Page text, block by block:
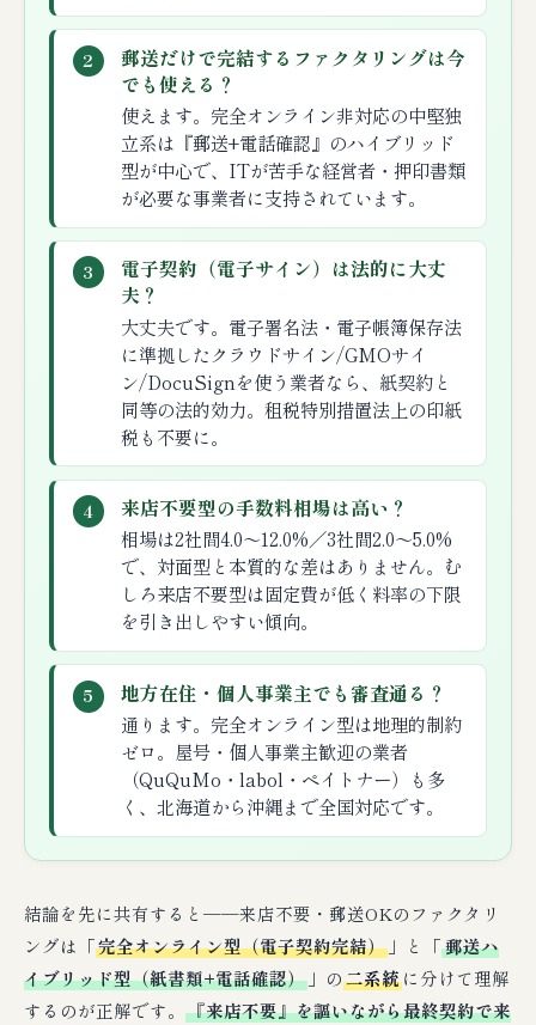
2
郵送だけで完結するファクタリングは今
でも使える？
使えます。完全オンライン非対応の中堅独
立系は『郵送+電話確認』のハイブリッド
型が中心で、ITが苦手な経営者・押印書類
が必要な事業者に支持されています。
3
電子契約（電子サイン）は法的に大丈
夫？
大丈夫です。電子署名法・電子帳簿保存法
に準拠したクラウドサイン/GMOサイ
ン/DocuSignを使う業者なら、紙契約と
同等の法的効力。租税特別措置法上の印紙
税も不要に。
4 来店不要型の手数料相場は高い？
相場は2社間4.0〜12.0%／3社間2.0〜5.0%
で、対面型と本質的な差はありません。む
しろ来店不要型は固定費が低く料率の下限
を引き出しやすい傾向。
5 地方在住・個人事業主でも審査通る？
通ります。完全オンライン型は地理的制約
ゼロ。屋号・個人事業主歓迎の業者
（QuQuMo・labol・ペイトナー）も多
く、北海道から沖縄まで全国対応です。
結論を先に共有すると──来店不要・郵送OKのファクタリ
ングは「完全オンライン型（電子契約完結） 」と「郵送ハ
イブリッド型（紙書類+電話確認） 」の二系統に分けて理解
するのが正解です。 『来店不要』を謳いながら最終契約で来